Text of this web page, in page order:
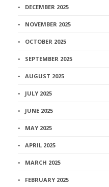
DECEMBER 2025
NOVEMBER 2025
OCTOBER 2025
SEPTEMBER 2025
AUGUST 2025
JULY 2025
JUNE 2025
MAY 2025
APRIL 2025
MARCH 2025
FEBRUARY 2025